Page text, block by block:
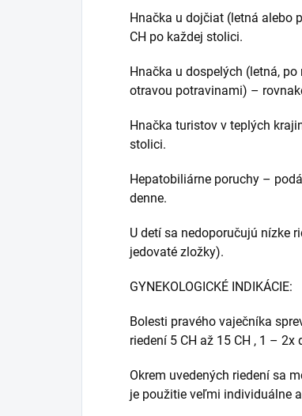
Hnačka u dojčiat (letná alebo
CH po každej stolici.
Hnačka u dospelých (letná,
otravou potravinami) –
Hnačka turistov v teplých
stolici.
Hepatobiliárne poruchy –
denne.
U detí sa nedoporučujú nízke
jedovaté zložky).
GYNEKOLOGICKÉ INDIKÁCIE:
Bolesti pravého vaječníka
riedení 5 CH až 15 CH , 1 – 2x
Okrem uvedených riedení sa
je použitie veľmi individuálne